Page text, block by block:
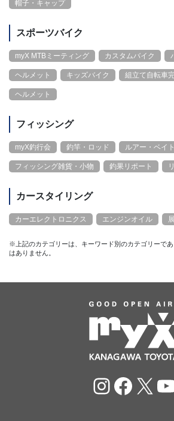
帽子・キャップ
スポーツバイク
myX MTBミーティング カスタムバイク
ヘルメット キッズバイク 組立て自転車
ヘルメット
フィッシング
myX釣行会 釣竿・ロッド ルアー・ベイト
フィッシング雑貨・小物 釣果リポート
カースタイリング
カーエレクトロニクス エンジンオイル
※上記のカテゴリーは、キーワード別のカテゴリーで
はありません。
X